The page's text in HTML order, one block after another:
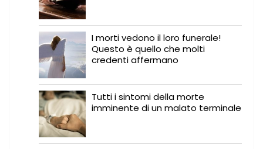
I morti vedono il loro funerale!
Questo è quello che molti
credenti affermano
Tutti i sintomi della morte
imminente di un malato terminale